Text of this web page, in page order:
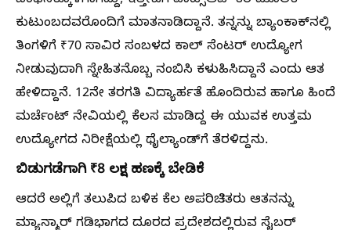
ಕುಟುಂಬದವರೊಂದಿಗೆ ಮಾತನಾಡಿದ್ದಾನೆ. ತನ್ನನ್ನು ಬ್ಯಾಂಕಾಕ್‌ನಲ್ಲಿ
ತಿಂಗಳಿಗೆ ₹70 ಸಾವಿರ ಸಂಬಳದ ಕಾಲ್ ಸೆಂಟರ್ ಉದ್ಯೋಗ
ನೀಡುವುದಾಗಿ ಸ್ನೇಹಿತನೊಬ್ಬ ನಂಬಿಸಿ ಕಳುಹಿಸಿದ್ದಾನೆ ಎಂದು ಆತ
ಹೇಳಿದ್ದಾನೆ. 12ನೇ ತರಗತಿ ವಿದ್ಯಾರ್ಹತೆ ಹೊಂದಿರುವ ಹಾಗೂ ಹಿಂದೆ
ಮರ್ಚೆಂಟ್ ನೇವಿಯಲ್ಲಿ ಕೆಲಸ ಮಾಡಿದ್ದ ಈ ಯುವಕ ಉತ್ತಮ
ಉದ್ಯೋಗದ ನಿರೀಕ್ಷೆಯಲ್ಲಿ ಥೈಲ್ಯಾಂಡ್‌ಗೆ ತೆರಳಿದ್ದನು.
ಬಿಡುಗಡೆಗಾಗಿ ₹8 ಲಕ್ಷ ಹಣಕ್ಕೆ ಬೇಡಿಕೆ
ಆದರೆ ಅಲ್ಲಿಗೆ ತಲುಪಿದ ಬಳಿಕ ಕೆಲ ಅಪರಿಚಿತರು ಆತನನ್ನು
ಮ್ಯಾನ್ಮಾರ್ ಗಡಿಭಾಗದ ದೂರದ ಪ್ರದೇಶದಲ್ಲಿರುವ ಸೈಬರ್